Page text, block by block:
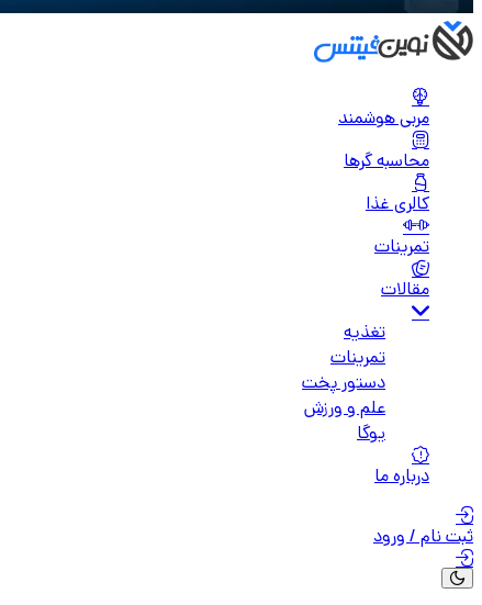
مربی هوشمند
محاسبه گرها
کالری غذا
تمرینات
مقالات
تغذیه
تمرینات
دستور پخت
علم و ورزش
یوگا
درباره ما
ثبت نام / ورود